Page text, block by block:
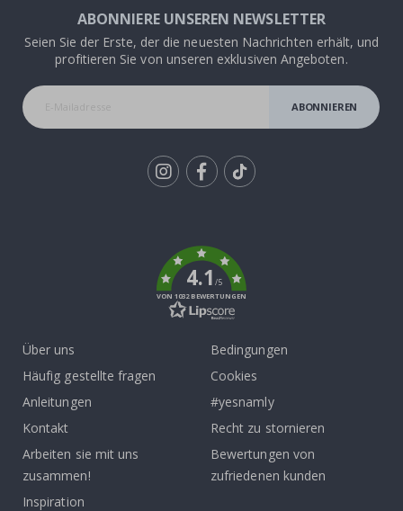
ABONNIERE UNSEREN NEWSLETTER
Seien Sie der Erste, der die neuesten Nachrichten erhält, und
profitieren Sie von unseren exklusiven Angeboten.
ABONNIEREN
4.1/5
VON 1032 BEWERTUNGEN
Über uns
Häufig gestellte fragen
Anleitungen
Kontakt
Arbeiten sie mit uns
zusammen!
Inspiration
Bedingungen
Cookies
#yesnamly
Recht zu stornieren
Bewertungen von
zufriedenen kunden